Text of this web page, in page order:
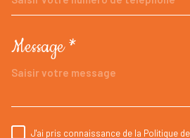
Message *
J'ai pris connaissance de la Politique